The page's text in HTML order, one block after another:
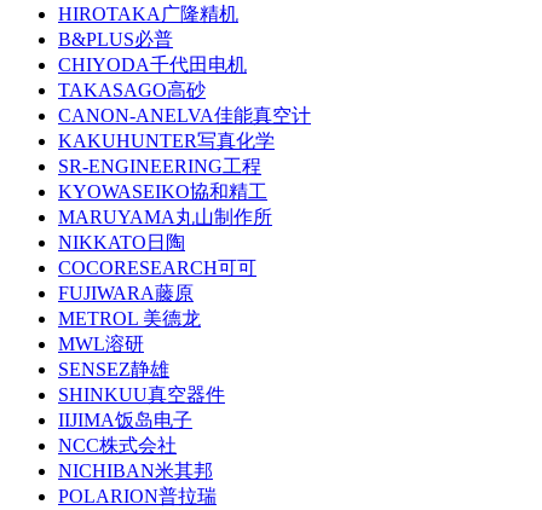
HIROTAKA广隆精机
B&PLUS必普
CHIYODA千代田电机
TAKASAGO高砂
CANON-ANELVA佳能真空计
KAKUHUNTER写真化学
SR-ENGINEERING工程
KYOWASEIKO協和精工
MARUYAMA丸山制作所
NIKKATO日陶
COCORESEARCH可可
FUJIWARA藤原
METROL 美德龙
MWL溶研
SENSEZ静雄
SHINKUU真空器件
IIJIMA饭岛电子
NCC株式会社
NICHIBAN米其邦
POLARION普拉瑞